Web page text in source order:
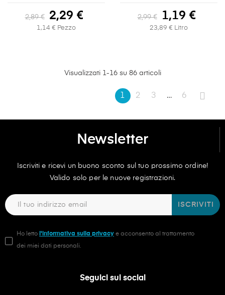
2,89 € 2,29 €
1,14 € Pezzo
2,99 € 1,19 €
23,89 € Litro
Visualizzati 1-16 su 86 articoli
1 2 3 … 6
Newsletter
Iscriviti e ricevi un buono sconto sul tuo prossimo ordine!
Valido solo per le nuove registrazioni.
ISCRIVITI
Ho letto l'informativa sulla privacy e acconsento al trattamento
dei miei dati personali.
Seguici sui social